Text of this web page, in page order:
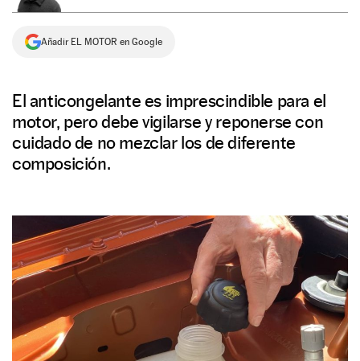
Añadir EL MOTOR en Google
El anticongelante es imprescindible para el
motor, pero debe vigilarse y reponerse con
cuidado de no mezclar los de diferente
composición.